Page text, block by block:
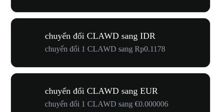
chuyển đổi CLAWD sang IDR
chuyển đổi 1 CLAWD sang Rp0.1178
chuyển đổi CLAWD sang EUR
chuyển đổi 1 CLAWD sang €0.000006